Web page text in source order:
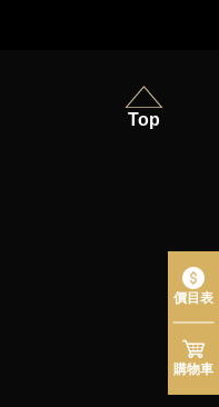
Top
價目表
購物車